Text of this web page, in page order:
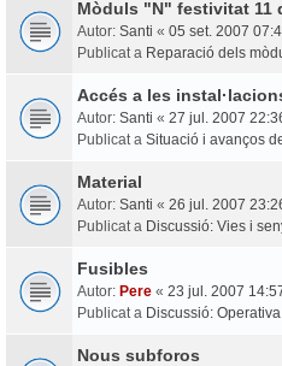
Mòduls "N" festivitat 11
Autor: Santi « 05 set. 2007
Publicat a Reparació dels
Accés a les
Autor: Santi « 27 jul. 2007
Publicat a Situació i avanços
Material
Autor: Santi « 26 jul. 2007
Publicat a Discussió: Vies i
Fusibles
Autor: Pere « 23 jul. 2007
Publicat a Discussió:
Nous subforos